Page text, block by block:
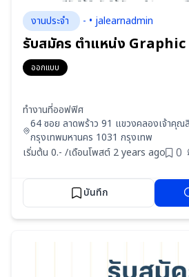
งานประจำ - • jalearnadmin
รับสมัคร ตำแหน่ง
ออกแบบ
ทำงานที่ออฟฟิศ
64 ซอย ลาดพร้าว 91 แขวงคลองเจ้าคุณ
กรุงเทพมหานคร 1031 กรุงเทพ
เริ่มต้น 0.- /เดือนโพสต์ 2 years ago 0
บันทึก